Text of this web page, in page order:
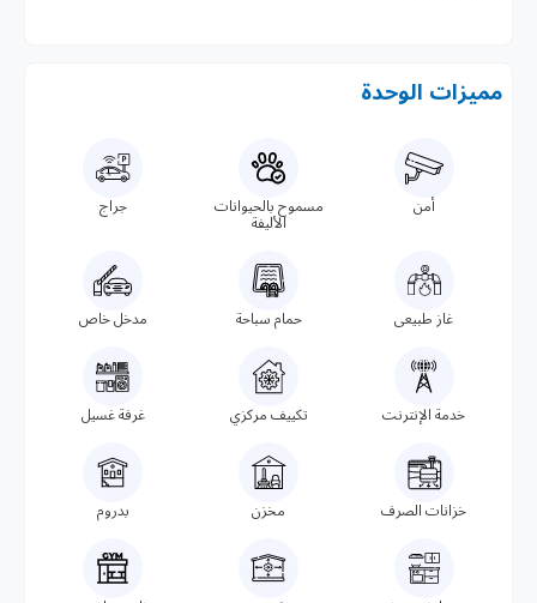
مميزات الوحدة
أمن
مسموح بالحيوانات
الأليفة
جراج
غاز طبيعى حمام سباحة مدخل خاص
خدمة الإنترنت تكييف مركزي غرفة غسيل
خزانات الصرف مخزن بدروم